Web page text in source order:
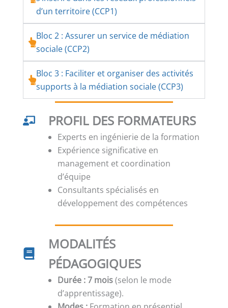
d’un territoire (CCP1)
Bloc 2 : Assurer un service de médiation
sociale (CCP2)
Bloc 3 : Faciliter et organiser des activités
supports à la médiation sociale (CCP3)
PROFIL DES FORMATEURS
Experts en ingénierie de la formation
Expérience significative en
management et coordination
d’équipe
Consultants spécialisés en
développement des compétences
MODALITÉS
PÉDAGOGIQUES
Durée :7 mois(selon le mode
d’apprentissage).